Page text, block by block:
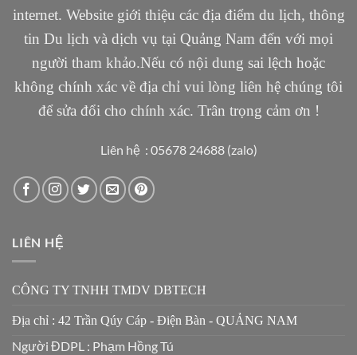
internet. Website giới thiệu các địa điểm du lịch, thông
tin Du lịch và dịch vụ tại Quảng Nam đến với mọi
người tham khảo.Nếu có nội dung sai lệch hoặc
không chính xác về địa chỉ vui lòng liên hệ chúng tôi
để sửa đổi cho chính xác. Trân trọng cảm ơn !
Liên hệ : 05678 24688 (zalo)
LIÊN HỆ
CÔNG TY TNHH TMDV DBTECH
Địa chỉ : 42 Trần Qúy Cáp - Điện Bàn - QUẢNG NAM
Người ĐDPL : Phạm Hồng Tú